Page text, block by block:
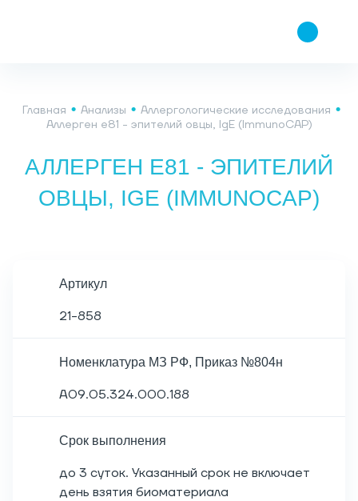
Главная Анализы
Аллергологические исследования
Аллерген e81 - эпителий овцы, IgE (ImmunoCAP)
АЛЛЕРГЕН E81 - ЭПИТЕЛИЙ
ОВЦЫ, IGE (IMMUNOCAP)
Артикул
21-858
Номенклатура МЗ РФ, Приказ №804н
A09.05.324.000.188
Срок выполнения
до 3 суток. Указанный срок не включает
день взятия биоматериала